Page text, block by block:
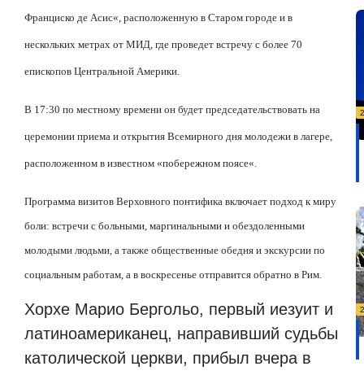
Франциско де Асис« , расположенную в Старом городе и в
нескольких метрах от МИД, где проведет встречу с более 70
епископов Центральной Америки.
В 17:30 по местному времени он будет председательствовать на
церемонии приема и открытия Всемирного дня молодежи в лагере,
расположенном в известном «побережном поясе«.
Программа визитов Верховного понтифика включает подход к миру
боли: встречи с больными, маргинальными и обездоленными
молодыми людьми, а также общественные обедня и экскурсии по
социальным работам, а в воскресенье отправится обратно в Рим.
Хорхе Марио Бергольо, первый иезуит и
латиноамериканец, направивший судьбы
католической церкви, прибыл вчера в